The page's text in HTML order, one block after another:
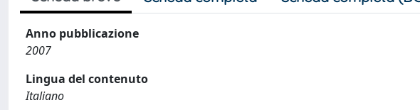
Anno pubblicazione
2007
Lingua del contenuto
Italiano